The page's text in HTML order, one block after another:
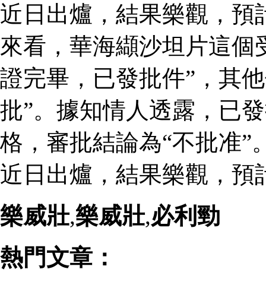
近日出爐，結果樂觀，預
來看，華海纈沙坦片這個
證完畢，已發批件”，其
批”。據知情人透露，已
格，審批結論為“不批准”
近日出爐，結果樂觀，預
樂威壯,樂威壯,必利勁
熱門文章：